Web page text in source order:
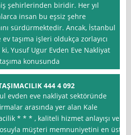
şehirlerinden biridir. Her yıl
insan bu eşsiz şehre
sürdürmektedir. Ancak, İstanbul
taşıma işleri oldukça zorlayıcı
Yusuf Ugur Evden Eve Nakliyat
konusunda
444 4 092
evden eve nakliyat sektöründe
arasında yer alan Kale
* * * , kaliteli hizmet anlayışı ve
müşteri memnuniyetini en üst